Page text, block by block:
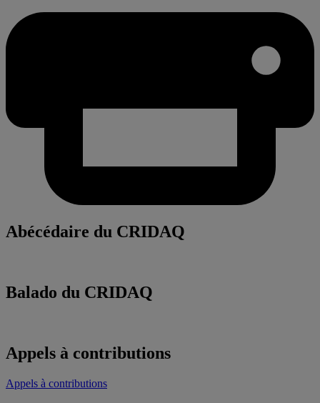
Abécédaire du CRIDAQ
Balado du CRIDAQ
Appels à contributions
Appels à contributions